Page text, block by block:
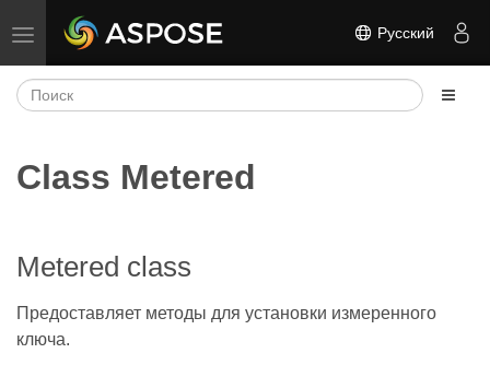
Переключить навигацию Русский
Class Metered
Metered class
Предоставляет методы для установки измеренного
ключа.